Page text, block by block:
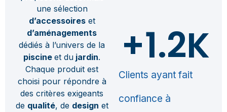
une sélection
d’accessoireset
d’aménagements
dédiés à l’univers de la
piscine et du jardin.
Chaque produit est
choisi pour répondre à
des critères exigeants
de qualité, de design et
Clients ayant fait
confiance à
+1.2K